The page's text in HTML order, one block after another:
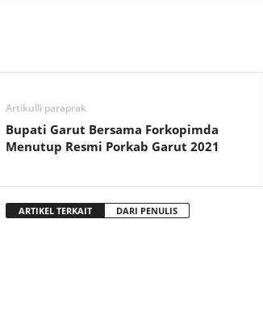
Artikulli paraprak
Bupati Garut Bersama Forkopimda
Menutup Resmi Porkab Garut 2021
ARTIKEL TERKAIT DARI PENULIS